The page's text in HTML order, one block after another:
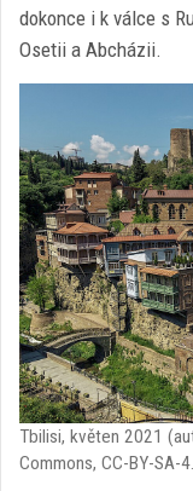
dokonce i k válce s
Osetii a Abcházii.
Tbilisi, květen 2021
Commons, CC-BY-SA-